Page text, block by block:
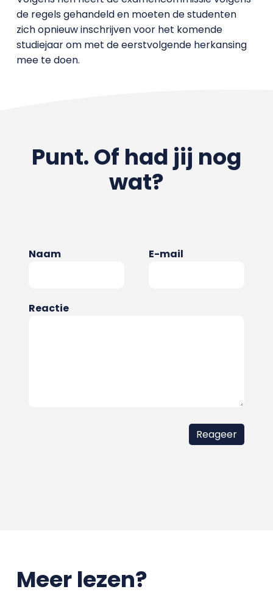
de regels gehandeld en moeten de studenten
zich opnieuw inschrijven voor het komende
studiejaar om met de eerstvolgende herkansing
mee te doen.
Punt. Of had jij nog
wat?
Naam E-mail
Reactie
Meer lezen?